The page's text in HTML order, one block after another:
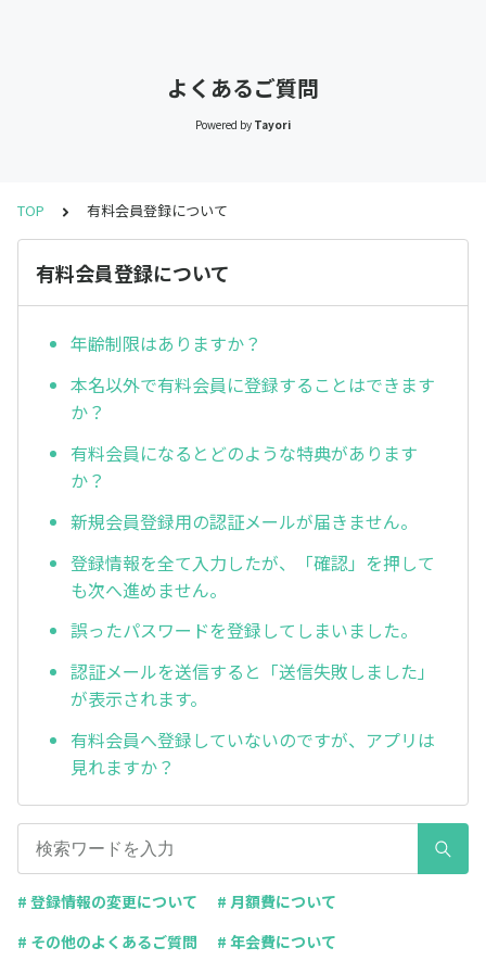
よくあるご質問
Powered by Tayori
TOP 有料会員登録について
有料会員登録について
年齢制限はありますか？
本名以外で有料会員に登録することはできます
か？
有料会員になるとどのような特典があります
か？
新規会員登録用の認証メールが届きません。
登録情報を全て入力したが、「確認」を押して
も次へ進めません。
誤ったパスワードを登録してしまいました。
認証メールを送信すると「送信失敗しました」
が表示されます。
有料会員へ登録していないのですが、アプリは
見れますか？
# 登録情報の変更について
# 月額費について
# その他のよくあるご質問
# 年会費について